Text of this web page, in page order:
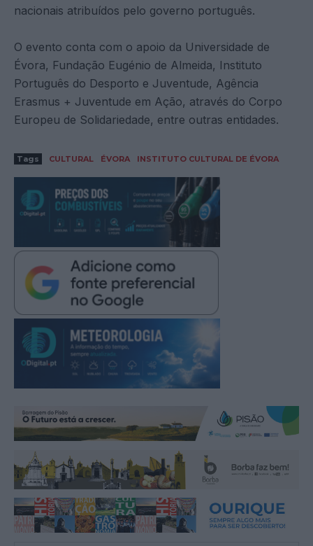
nacionais atribuídos pelo governo português.
O evento conta com o apoio da Universidade de
Évora, Fundação Eugénio de Almeida, Instituto
Português do Desporto e Juventude, Agência
Erasmus + Juventude em Ação, através do Corpo
Europeu de Solidariedade, entre outras entidades.
Tags CULTURAL ÉVORA INSTITUTO CULTURAL DE ÉVORA